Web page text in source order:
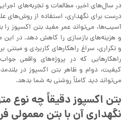
در سال‌های اخیر، مطالعات و تجربه‌های
درست برای نگهداری، استفاده از روش‌های
آسیب‌ها، می‌تواند عمر مفید بتن اکسپوز
و هزینه‌های بازسازی را کاهش دهد. در
و تکراری، سراغ راهکارهای کاربردی و مبتنی
راهکارهایی که در پروژه‌های واقعی
کیفیت، دوام و ظاهر بتن اکسپوز در
می‌تواند دید کاملاً روشنی به شما بدهد.
بتن اکسپوز دقیقاً چه نوع
نگهداری آن با بتن معمولی